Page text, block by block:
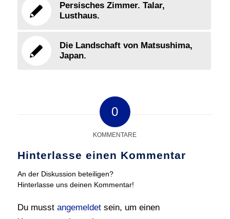
Persisches Zimmer. Talar,
Lusthaus.
Die Landschaft von Matsushima,
Japan.
0
KOMMENTARE
Hinterlasse einen Kommentar
An der Diskussion beteiligen?
Hinterlasse uns deinen Kommentar!
Du musst angemeldetsein, um einen